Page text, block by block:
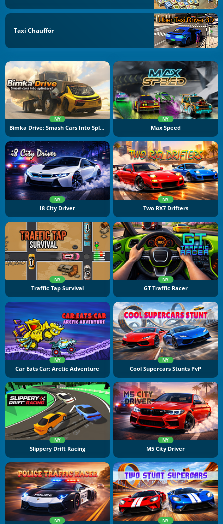
Taxi Chaufför
NY
Bimka Drive: Smash Cars Into Splinters
NY
Max Speed
NY
I8 City Driver
NY
Two RX7 Drifters
NY
Traffic Tap Survival
NY
GT Traffic Racer
NY
Car Eats Car: Arctic Adventure
NY
Cool Supercars Stunts PvP
NY
Slippery Drift Racing
NY
M5 City Driver
NY NY